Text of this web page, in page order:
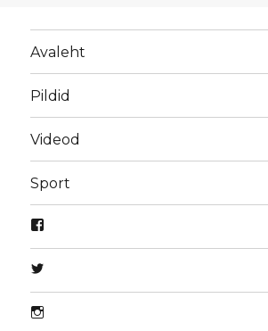
Avaleht
Pildid
Videod
Sport